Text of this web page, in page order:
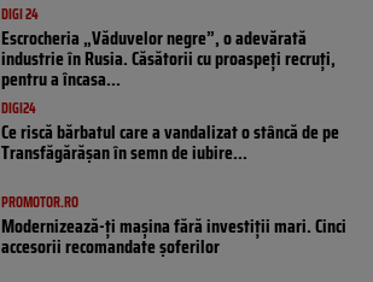
DIGI 24
Escrocheria „Văduvelor negre”, o adevărată
industrie în Rusia. Căsătorii cu proaspeți recruți,
pentru a încasa...
DIGI24
Ce riscă bărbatul care a vandalizat o stâncă de pe
Transfăgărășan în semn de iubire...
PROMOTOR.RO
Modernizează-ți mașina fără investiții mari. Cinci
accesorii recomandate șoferilor